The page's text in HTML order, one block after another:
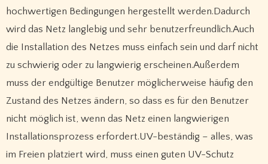
hochwertigen Bedingungen hergestellt werden.Dadurch
wird das Netz langlebig und sehr benutzerfreundlich.Auch
die Installation des Netzes muss einfach sein und darf nicht
zu schwierig oder zu langwierig erscheinen.Außerdem
muss der endgültige Benutzer möglicherweise häufig den
Zustand des Netzes ändern, so dass es für den Benutzer
nicht möglich ist, wenn das Netz einen langwierigen
Installationsprozess erfordert.UV-beständig – alles, was
im Freien platziert wird, muss einen guten UV-Schutz